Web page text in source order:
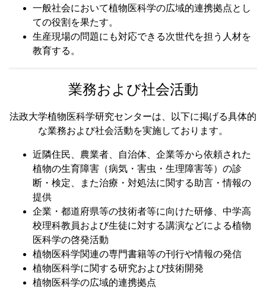
一般社会において植物医科学の広域的連携拠点とし
ての役割を果たす。
生産現場の問題にも対応できる次世代を担う人材を
教育する。
業務および社会活動
法政大学植物医科学研究センターは、以下に掲げる具体的
な業務および社会活動を実施しております。
近隣住民、農業者、自治体、企業等から依頼された
植物の生育障害（病気・害虫・生理障害等）の診
断・検定、また治療・対処法に関する助言・情報の
提供
企業・都道府県等の技術者等に向けた研修、中学高
校理科教員および生徒に対する講演などによる植物
医科学の啓発活動
植物医科学関連の専門書籍等の刊行や情報の発信
植物医科学に関する研究および技術開発
植物医科学の広域的連携拠点